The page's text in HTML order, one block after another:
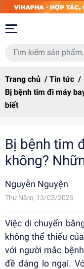
Trang chủ / Tin tức /
Bị bệnh tim đi máy
biết
Bị bệnh tim
không?
Nguyễn Nguyện
Thứ Năm, 13/03/2025
Việc di chuyển
không thể thiếu
với người mắc
đề đáng lo ngại.